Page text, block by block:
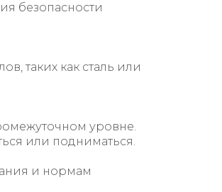
безопасности
таких как сталь или
уровне.
или подниматься.
и нормам